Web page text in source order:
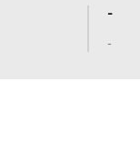
-
-